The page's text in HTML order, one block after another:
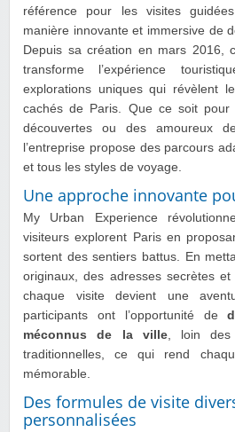
référence pour les visites
manière innovante et immersive de
Depuis sa création en mars 2016,
transforme l’expérience
explorations uniques qui révèlent
cachés de Paris. Que ce soit pour
découvertes ou des amoureux
l’entreprise propose des parcours
et tous les styles de voyage.
Une approche innovante
My Urban Experience
visiteurs explorent Paris en
sortent des sentiers battus. En
originaux, des adresses secrètes
chaque visite devient une
participants ont l’opportunité de
méconnus de la ville, loin des
traditionnelles, ce qui rend
mémorable.
Des formules de visite
personnalisées